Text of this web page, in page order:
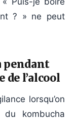
? » ne peut
pendant
de l’alcool
lorsqu’on
kombucha